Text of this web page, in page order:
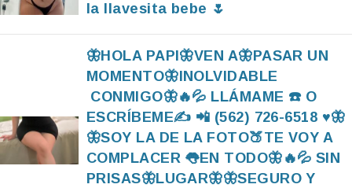
la llavesita bebe 🌷
🦋HOLA PAPI🦋VEN A🦋PASAR UN
MOMENTO🦋INOLVIDABLE
CONMIGO🦋🔥💦 LLÁMAME ☎️ O
ESCRÍBEME✍️ 📲 (562) 726-6518 ♥️🦋
🦋SOY LA DE LA FOTO🍑TE VOY A
COMPLACER 👅EN TODO🦋🔥💦 SIN
PRISAS🦋LUGAR🦋🦋SEGURO Y